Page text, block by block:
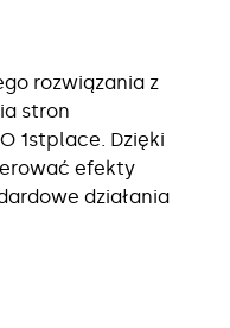
rozwiązania z
stron
1stplace. Dzięki
efekty
działania